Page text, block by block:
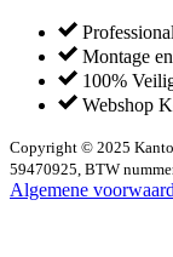
Montage
100%
Webshop
Copyright © 2025
59470925, BTW
Algemene